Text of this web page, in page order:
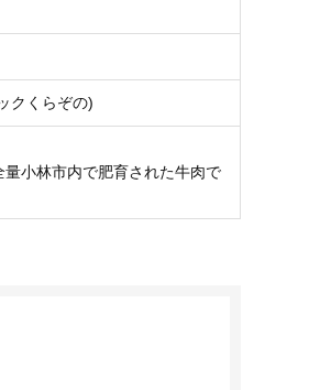
クくらぞの)
小林市内で肥育された牛肉で